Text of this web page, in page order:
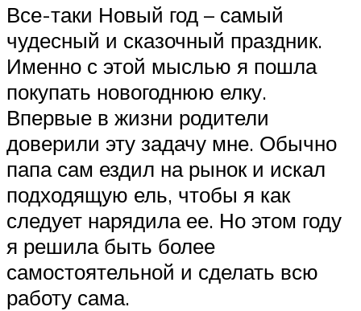
Все-таки Новый год – самый
чудесный и сказочный праздник.
Именно с этой мыслью я пошла
покупать новогоднюю елку.
Впервые в жизни родители
доверили эту задачу мне. Обычно
папа сам ездил на рынок и искал
подходящую ель, чтобы я как
следует нарядила ее. Но этом году
я решила быть более
самостоятельной и сделать всю
работу сама.